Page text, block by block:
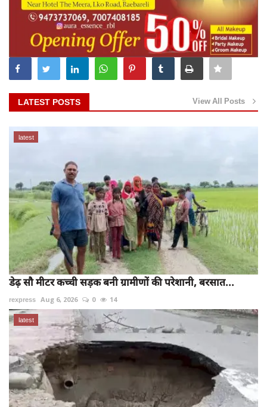
LATEST POSTS View All Posts
latest
डेढ़ सौ मीटर कच्ची सड़क बनी ग्रामीणों की परेशानी, बरसात...
rexpress Aug 6, 2026 0 14
latest